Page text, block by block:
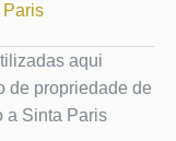
Paris
aqui
de propriedade de
a Sinta Paris